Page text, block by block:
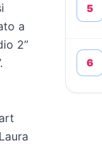
a
2”
5
6